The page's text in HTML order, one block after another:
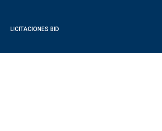
LICITACIONES BID